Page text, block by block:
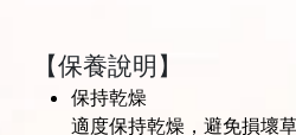
【保養說明】
保持乾燥
適度保持乾燥，避免損壞